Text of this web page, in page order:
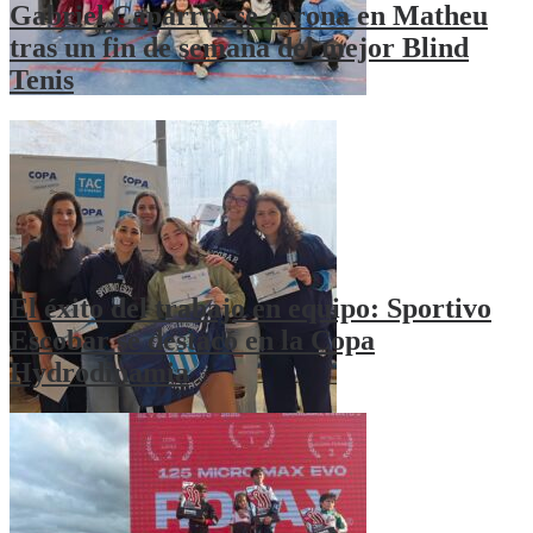
Gabriel Caparrós se corona en Matheu
tras un fin de semana del mejor Blind
Tenis
El éxito del trabajo en equipo: Sportivo
Escobar se destacó en la Copa
Hydrodinamia